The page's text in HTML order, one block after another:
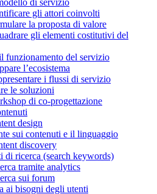
gli attori coinvolti
la proposta di valore
gli elementi costitutivi del
funzionamento del servizio
l’ecosistema
i flussi di servizio
le soluzioni
di co-progettazione
design
sui contenuti e il linguaggio
discovery
di ricerca (search keywords)
tramite analytics
sui forum
ai bisogni degli utenti